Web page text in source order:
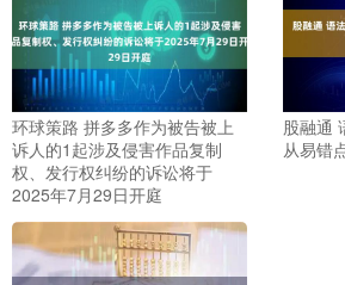
环球策路 拼多多作为被告被上
诉人的1起涉及侵害作品复制
权、发行权纠纷的诉讼将于
2025年7月29日开庭
股融通
从易错